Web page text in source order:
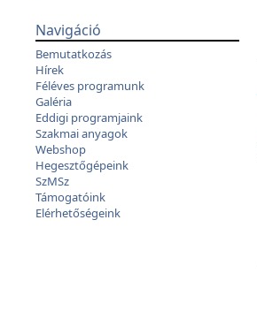
Navigáció
Bemutatkozás
Hírek
Féléves programunk
Galéria
Eddigi programjaink
Szakmai anyagok
Webshop
Hegesztőgépeink
SzMSz
Támogatóink
Elérhetőségeink